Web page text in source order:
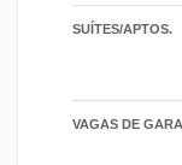
SUÍTES/APTOS.
VAGAS DE